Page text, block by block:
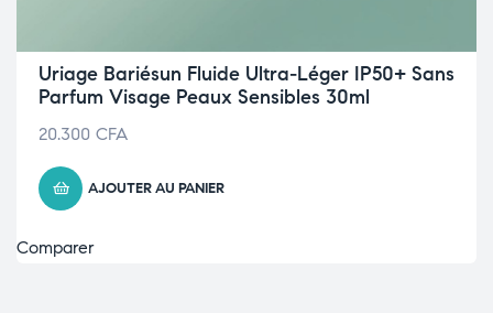
Uriage Bariésun Fluide Ultra-Léger IP50+ Sans
Parfum Visage Peaux Sensibles 30ml
20.300 CFA
AJOUTER AU PANIER
Comparer